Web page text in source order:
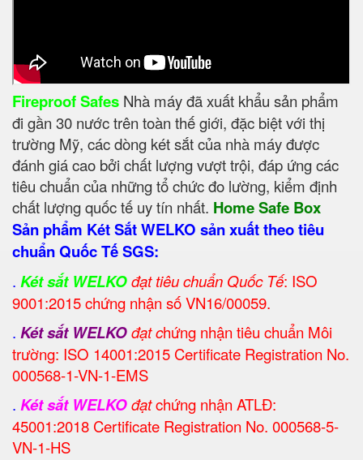
Fireproof Safes Nhà máy đã xuất khẩu sản phẩm
đi gần 30 nước trên toàn thế giới, đặc biệt với thị
trường Mỹ, các dòng két sắt của nhà máy được
đánh giá cao bởi chất lượng vượt trội, đáp ứng các
tiêu chuẩn của những tổ chức đo lường, kiểm định
chất lượng quốc tế uy tín nhất. Home Safe Box
Sản phẩm Két Sắt WELKO sản xuất theo tiêu
chuẩn Quốc Tế SGS:
. Két sắt WELKOđạt tiêu chuẩn Quốc Tế: ISO
9001:2015 chứng nhận số VN16/00059.
. Két sắt WELKOđạt chứng nhận tiêu chuẩn Môi
trường: ISO 14001:2015 Certificate Registration No.
000568-1-VN-1-EMS
. Két sắt WELKOđạtchứng nhận ATLĐ:
45001:2018 Certificate Registration No. 000568-5-
VN-1-HS